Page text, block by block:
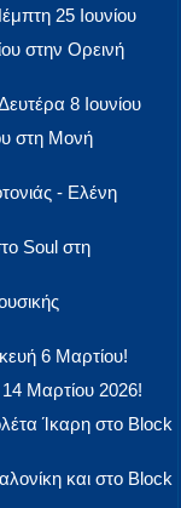
25 Ιουνίου
στην Ορεινή
8 Ιουνίου
στη Μονή
- Ελένη
Soul στη
6 Μαρτίου!
Μαρτίου 2026!
Ίκαρη στο Block
και στο Block